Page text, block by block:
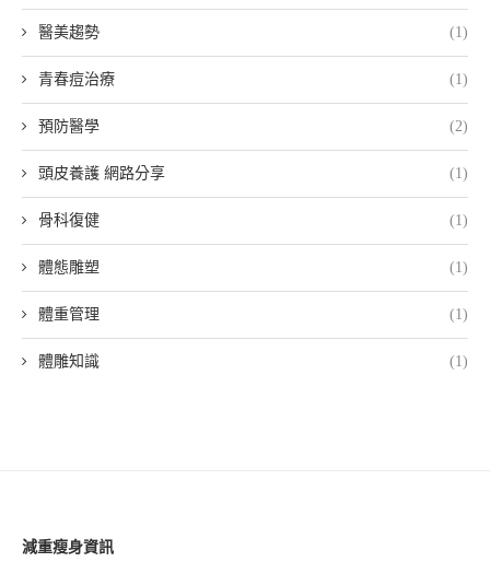
醫美趨勢 (1)
青春痘治療 (1)
預防醫學 (2)
頭皮養護 網路分享 (1)
骨科復健 (1)
體態雕塑 (1)
體重管理 (1)
體雕知識 (1)
減重瘦身資訊